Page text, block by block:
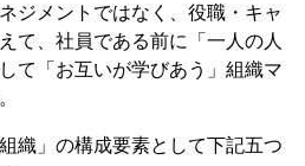
ジメントではなく、役職・キャ
て、社員である前に「一人の人
て「お互いが学びあう」組織マ
織」の構成要素として下記五つ